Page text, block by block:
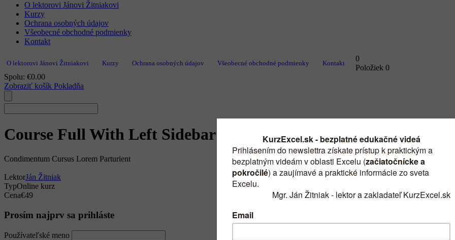
O lektorovi Jánovi Žitniakovi
Kurzy
Ochrana osobných údajov
Všeobecné obchodné podmienky
Kontakt
O lektorovi Jánovi Žitniakovi Kurzy Ochrana osobných údajov Všeobecné obchodné podmienky Kontakt
0
Položiek 0
Spolu: €0.00
Zobraziť košík Pokladňa
Course Full With Left Sidebar
Condimentum Cursus Lorem Parturient
LektorJán Žitniak
TypOnline kurz
Cena€49
Prosím najprv sa prihláste
Používateľské meno